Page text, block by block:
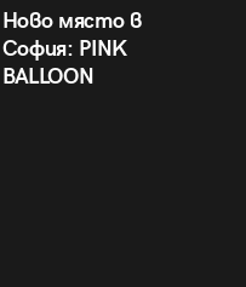
Ново място в
София: PINK
BALLOON